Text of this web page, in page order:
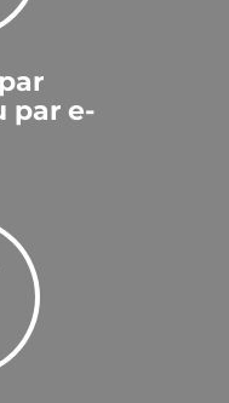
par e-